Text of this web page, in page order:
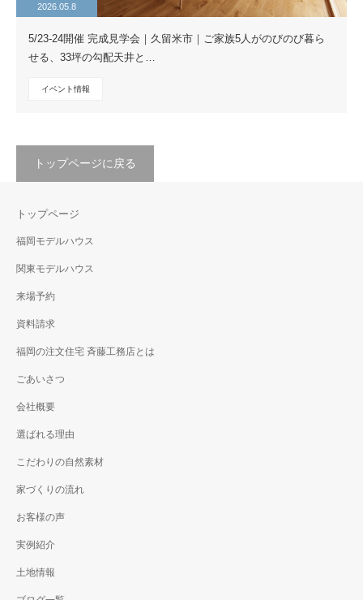
2026.05.8
5/23-24開催 完成見学会｜久留米市｜ご家族5人がのびのび暮ら
せる、33坪の勾配天井と…
イベント情報
トップページに戻る
トップページ
福岡モデルハウス
関東モデルハウス
来場予約
資料請求
福岡の注文住宅 斉藤工務店とは
ごあいさつ
会社概要
選ばれる理由
こだわりの自然素材
家づくりの流れ
お客様の声
実例紹介
土地情報